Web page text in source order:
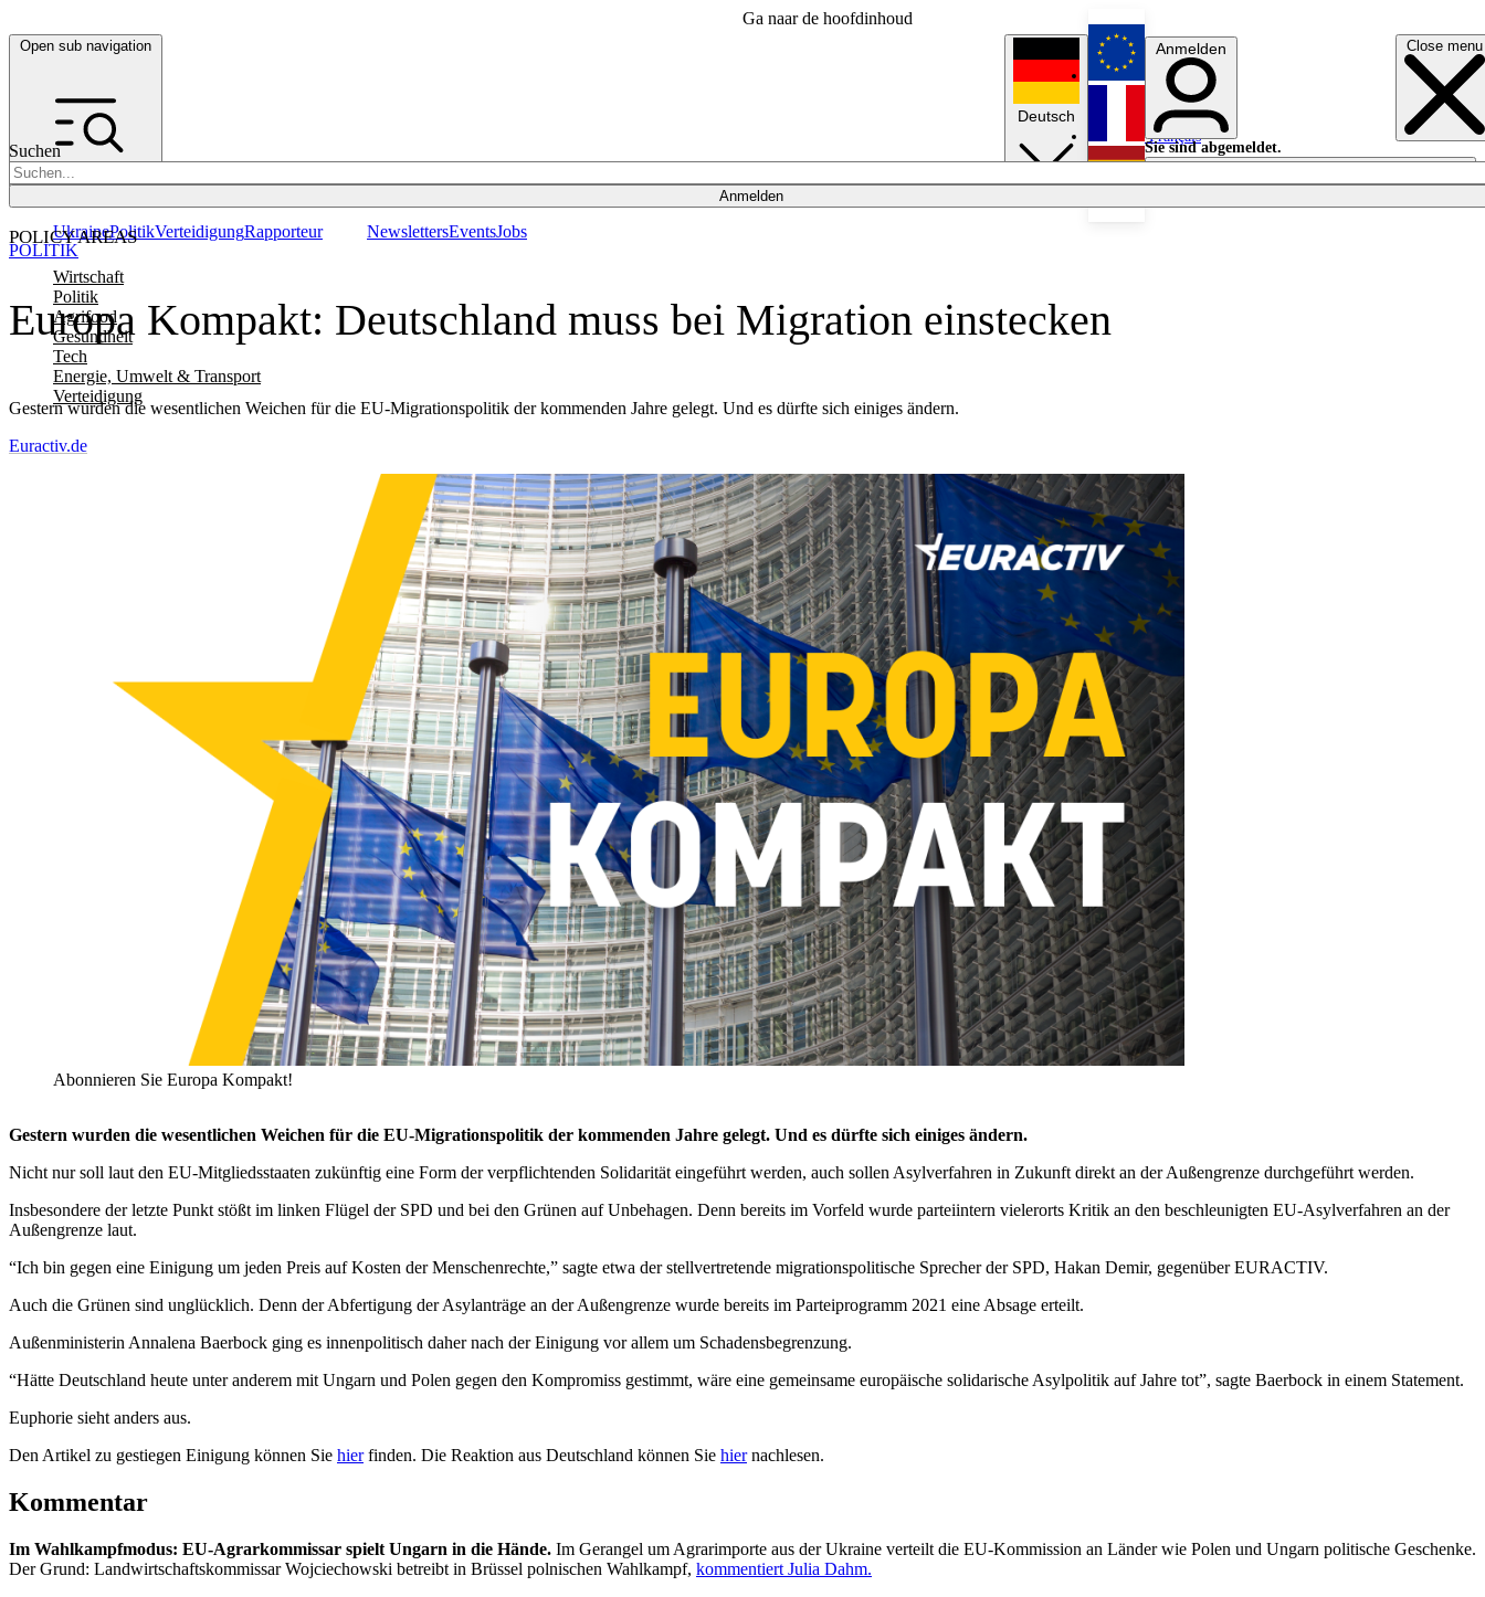
Ga naar de hoofdinhoud
Open sub navigation Close menu
Suchen
Anmelden
POLICY AREAS
Wirtschaft
Politik
Agrifood
Gesundheit
Tech
Energie, Umwelt & Transport
Verteidigung
UkrainePolitikVerteidigungRapporteur NewslettersEventsJobs
Deutsch
English
Français
Anmelden
Sie sind abgemeldet.
Anmelden
Licht aus
Europa Kompakt: Deutschland muss bei Migration einstecken
Gestern wurden die wesentlichen Weichen für die EU-Migrationspolitik der kommenden Jahre gelegt. Und es dürfte sich einiges ändern.
POLITIK
Euractiv.de
Abonnieren Sie Europa Kompakt!
Gestern wurden die wesentlichen Weichen für die EU-Migrationspolitik der kommenden Jahre gelegt. Und es dürfte sich einiges ändern.
Nicht nur soll laut den EU-Mitgliedsstaaten zukünftig eine Form der verpflichtenden Solidarität eingeführt werden, auch sollen Asylverfahren in Zukunft direkt an der Außengrenze durchgeführt werden.
Insbesondere der letzte Punkt stößt im linken Flügel der SPD und bei den Grünen auf Unbehagen. Denn bereits im Vorfeld wurde parteiintern vielerorts Kritik an den beschleunigten EU-Asylverfahren an der
Außengrenze laut.
“Ich bin gegen eine Einigung um jeden Preis auf Kosten der Menschenrechte,” sagte etwa der stellvertretende migrationspolitische Sprecher der SPD, Hakan Demir, gegenüber EURACTIV.
Auch die Grünen sind unglücklich. Denn der Abfertigung der Asylanträge an der Außengrenze wurde bereits im Parteiprogramm 2021 eine Absage erteilt.
Außenministerin Annalena Baerbock ging es innenpolitisch daher nach der Einigung vor allem um Schadensbegrenzung.
“Hätte Deutschland heute unter anderem mit Ungarn und Polen gegen den Kompromiss gestimmt, wäre eine gemeinsame europäische solidarische Asylpolitik auf Jahre tot”, sagte Baerbock in einem Statement.
Euphorie sieht anders aus.
Den Artikel zu gestiegen Einigung können Sie hierfinden. Die Reaktion aus Deutschland können Sie hiernachlesen.
Kommentar
Im Wahlkampfmodus: EU-Agrarkommissar spielt Ungarn in die Hände. Im Gerangel um Agrarimporte aus der Ukraine verteilt die EU-Kommission an Länder wie Polen und Ungarn politische Geschenke.
Der Grund: Landwirtschaftskommissar Wojciechowski betreibt in Brüssel polnischen Wahlkampf, kommentiert Julia Dahm.